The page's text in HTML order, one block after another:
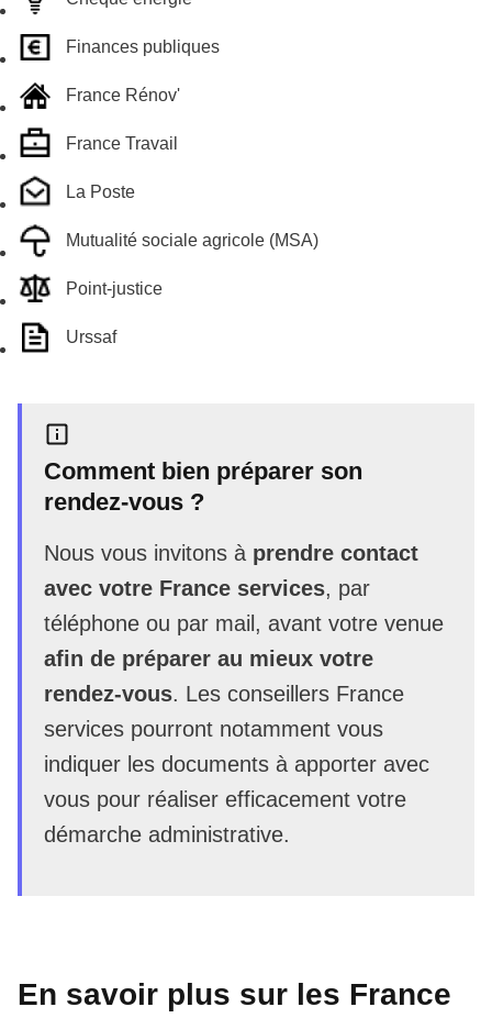
Finances publiques
France Rénov'
France Travail
La Poste
Mutualité sociale agricole (MSA)
Point-justice
Urssaf
Comment bien préparer son
rendez-vous ?
Nous vous invitons à prendre contact
avec votre France services, par
téléphone ou par mail, avant votre venue
afin de préparer au mieux votre
rendez-vous. Les conseillers France
services pourront notamment vous
indiquer les documents à apporter avec
vous pour réaliser efficacement votre
démarche administrative.
En savoir plus sur les France